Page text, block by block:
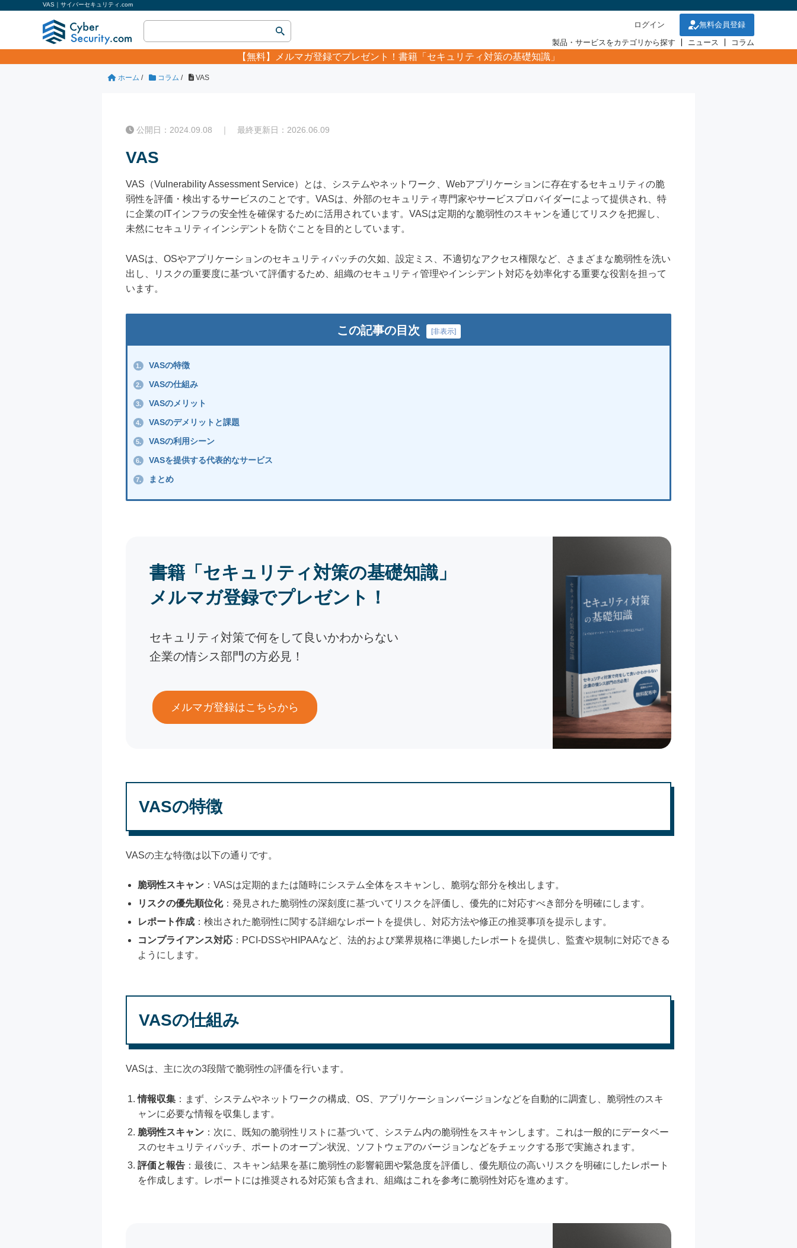
VAS｜サイバーセキュリティ.com
ログイン
無料会員登録
製品・サービスをカテゴリから探す
ニュース コラム
【無料】 メルマガ登録でプレゼント！書籍「セキュリティ対策の基礎知識」
ホーム / コラム / VAS
公開日：2024.09.08 ｜ 最終更新日：2026.06.09
VAS
VAS（Vulnerability Assessment Service）とは、システムやネットワーク、Webアプリケーションに存在するセキュリティの脆
弱性を評価・検出するサービスのことです。VASは、外部のセキュリティ専門家やサービスプロバイダーによって提供され、特
に企業のITインフラの安全性を確保するために活用されています。VASは定期的な脆弱性のスキャンを通じてリスクを把握し、
未然にセキュリティインシデントを防ぐことを目的としています。
VASは、OSやアプリケーションのセキュリティパッチの欠如、設定ミス、不適切なアクセス権限など、さまざまな脆弱性を洗い
出し、リスクの重要度に基づいて評価するため、組織のセキュリティ管理やインシデント対応を効率化する重要な役割を担って
います。
この記事の目次 [非表示]
1. VASの特徴
2. VASの仕組み
3. VASのメリット
4. VASのデメリットと課題
5. VASの利用シーン
6. VASを提供する代表的なサービス
7. まとめ
書籍「セキュリティ対策の基礎知識」
メルマガ登録でプレゼント！
セキュリティ対策で何をして良いかわからない
企業の情シス部門の方必見！
メルマガ登録はこちらから
VASの特徴
VASの主な特徴は以下の通りです。
脆弱性スキャン ：VASは定期的または随時にシステム全体をスキャンし、脆弱な部分を検出します。
リスクの優先順位化：発見された脆弱性の深刻度に基づいてリスクを評価し、優先的に対応すべき部分を明確にします。
レポート作成 ：検出された脆弱性に関する詳細なレポートを提供し、対応方法や修正の推奨事項を提示します。
コンプライアンス対応 ：PCI-DSSやHIPAAなど、法的および業界規格に準拠したレポートを提供し、監査や規制に対応できる
ようにします。
VASの仕組み
VASは、主に次の3段階で脆弱性の評価を行います。
情報収集 ：まず、システムやネットワークの構成、OS、アプリケーションバージョンなどを自動的に調査し、脆弱性のスキ
ャンに必要な情報を収集します。
脆弱性スキャン ：次に、既知の脆弱性リストに基づいて、システム内の脆弱性をスキャンします。これは一般的にデータベー
スのセキュリティパッチ、ポートのオープン状況、ソフトウェアのバージョンなどをチェックする形で実施されます。
評価と報告 ：最後に、スキャン結果を基に脆弱性の影響範囲や緊急度を評価し、優先順位の高いリスクを明確にしたレポート
を作成します。レポートには推奨される対応策も含まれ、組織はこれを参考に脆弱性対応を進めます。